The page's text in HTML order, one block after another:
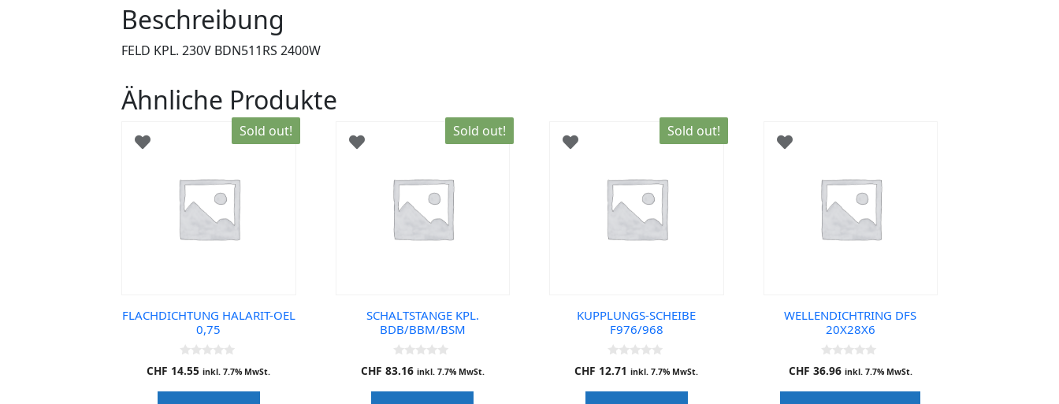
Beschreibung
FELD KPL. 230V BDN511RS 2400W
Ähnliche Produkte
Sold out!
FLACHDICHTUNG HALARIT-OEL
0,75
0
o
CHF 14.55 inkl. 7.7% MwSt.
Sold out!
SCHALTSTANGE KPL.
BDB/BBM/BSM
0
o
CHF 83.16 inkl. 7.7% MwSt.
Sold out!
KUPPLUNGS-SCHEIBE
F976/968
0
o
CHF 12.71 inkl. 7.7% MwSt.
WELLENDICHTRING DFS
20X28X6
0
o
CHF 36.96 inkl. 7.7% MwSt.